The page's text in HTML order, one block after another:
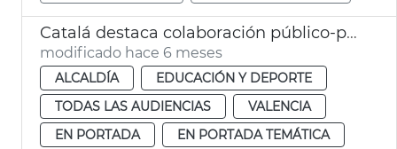
Catalá destaca colaboración público-privada ampliación circuito running
modificado hace 6 meses
ALCALDÍA
EDUCACIÓN Y DEPORTE
TODAS LAS AUDIENCIAS
VALENCIA
EN PORTADA
EN PORTADA TEMÁTICA